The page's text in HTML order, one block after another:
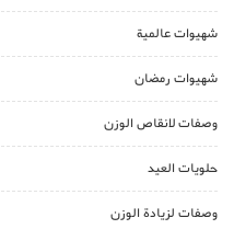
شهيوات عالمية
شهيوات رمضان
وصفات لانقاص الوزن
حلويات العيد
وصفات لزيادة الوزن